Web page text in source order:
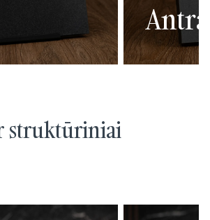
struktūriniai